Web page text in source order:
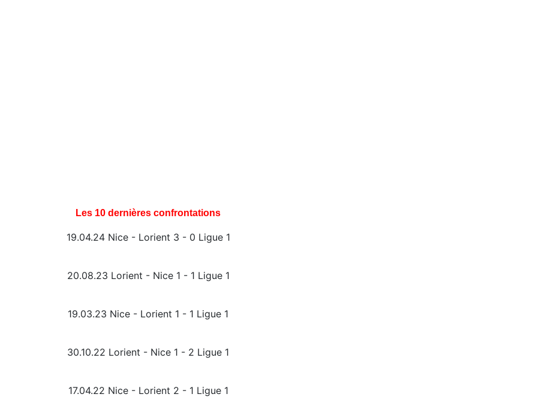
Les 10 dernières confrontations
19.04.24 Nice - Lorient 3 - 0 Ligue 1
20.08.23 Lorient - Nice 1 - 1 Ligue 1
19.03.23 Nice - Lorient 1 - 1 Ligue 1
30.10.22 Lorient - Nice 1 - 2 Ligue 1
17.04.22 Nice - Lorient 2 - 1 Ligue 1